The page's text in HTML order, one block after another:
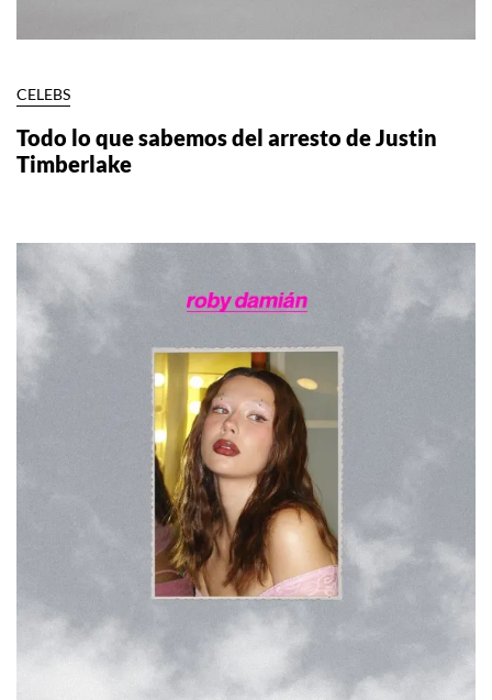
CELEBS
Todo lo que sabemos del arresto de Justin
Timberlake